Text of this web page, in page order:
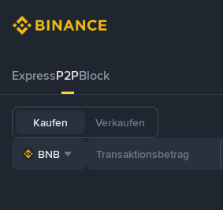
ExpressP2PBlock
Kaufen Verkaufen
BNB